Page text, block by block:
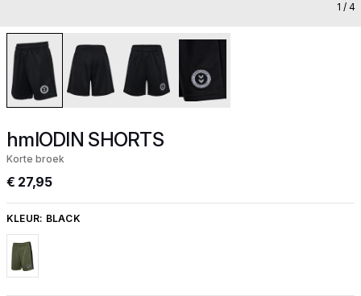
1 / 4
hmlODIN SHORTS
Korte broek
€ 27,95
KLEUR: BLACK